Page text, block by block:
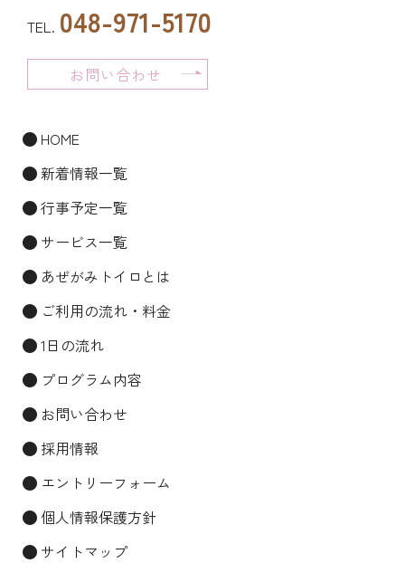
TEL. 048-971-5170
お問い合わせ
HOME
新着情報一覧
行事予定一覧
サービス一覧
あぜがみトイロとは
ご利用の流れ・料金
1日の流れ
プログラム内容
お問い合わせ
採用情報
エントリーフォーム
個人情報保護方針
サイトマップ